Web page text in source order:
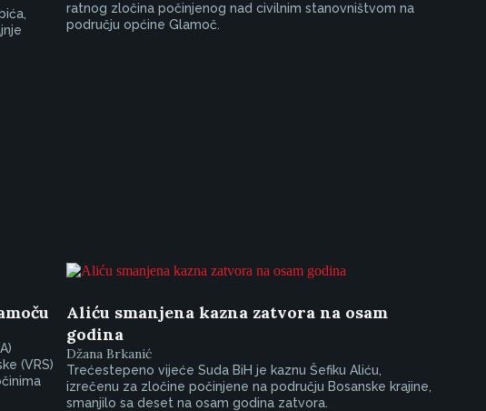
ratnog zločina počinjenog nad civilnim stanovništvom na
području općine Glamoč.
(VRS)
Aliću smanjena kazna zatvora na osam
godina
Džana Brkanić
Trećestepeno vijeće Suda BiH je kaznu Šefiku Aliću,
izrečenu za zločine počinjene na području Bosanske krajine,
smanjilo sa deset na osam godina zatvora.